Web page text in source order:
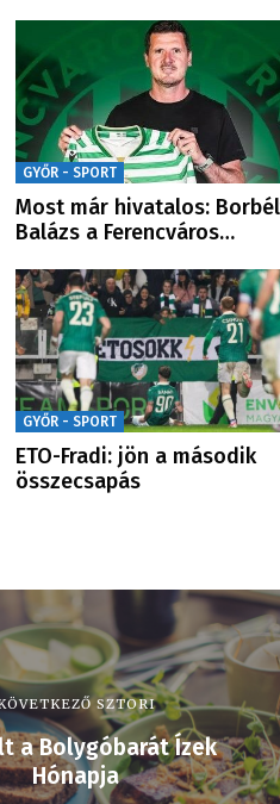
GYŐR - SPORT
Most már hivatalos:
Balázs a Ferencváros…
GYŐR - SPORT
ETO-Fradi: jön a második
összecsapás
SZTORI
a Bolygóbarát Ízek
Hónapja